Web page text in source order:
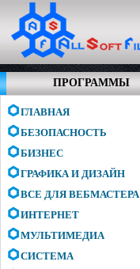
ПРОГРАММЫ
ГЛАВНАЯ
БЕЗОПАСНОСТЬ
БИЗНЕС
ГРАФИКА И ДИЗАЙН
ВСЕ ДЛЯ ВЕБМАСТЕРА
ИНТЕРНЕТ
МУЛЬТИМЕДИА
СИСТЕМА